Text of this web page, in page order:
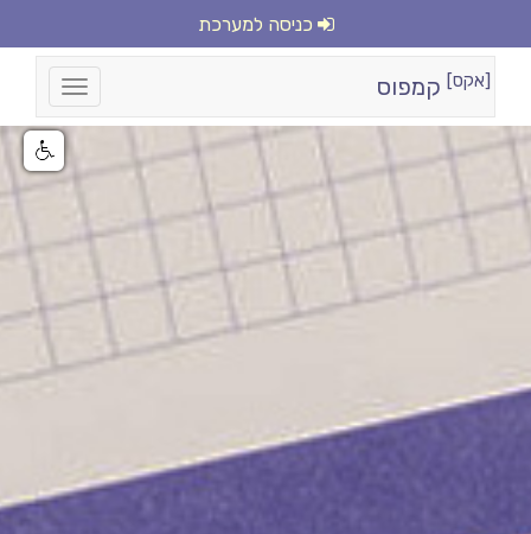
כניסה למערכת
[אקס] קמפוס